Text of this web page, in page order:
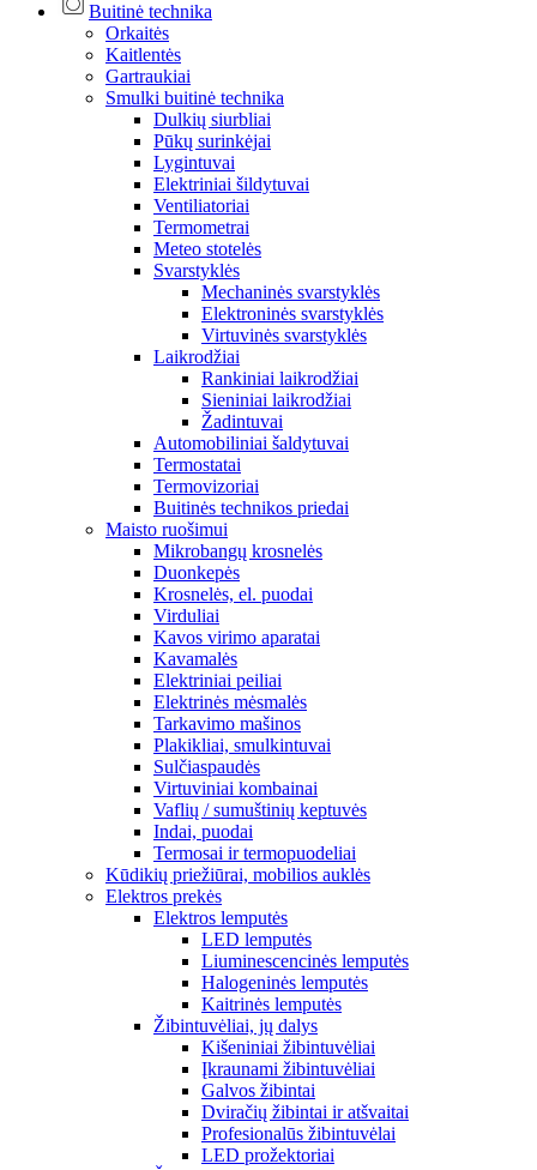
Buitinė technika
Orkaitės
Kaitlentės
Gartraukiai
Smulki buitinė technika
Dulkių siurbliai
Pūkų surinkėjai
Lygintuvai
Elektriniai šildytuvai
Ventiliatoriai
Termometrai
Meteo stotelės
Svarstyklės
Mechaninės svarstyklės
Elektroninės svarstyklės
Virtuvinės svarstyklės
Laikrodžiai
Rankiniai laikrodžiai
Sieniniai laikrodžiai
Žadintuvai
Automobiliniai šaldytuvai
Termostatai
Termovizoriai
Buitinės technikos priedai
Maisto ruošimui
Mikrobangų krosnelės
Duonkepės
Krosnelės, el. puodai
Virduliai
Kavos virimo aparatai
Kavamalės
Elektriniai peiliai
Elektrinės mėsmalės
Tarkavimo mašinos
Plakikliai, smulkintuvai
Sulčiaspaudės
Virtuviniai kombainai
Vaflių / sumuštinių keptuvės
Indai, puodai
Termosai ir termopuodeliai
Kūdikių priežiūrai, mobilios auklės
Elektros prekės
Elektros lemputės
LED lemputės
Liuminescencinės lemputės
Halogeninės lemputės
Kaitrinės lemputės
Žibintuvėliai, jų dalys
Kišeniniai žibintuvėliai
Įkraunami žibintuvėliai
Galvos žibintai
Dviračių žibintai ir atšvaitai
Profesionalūs žibintuvėlai
LED prožektoriai